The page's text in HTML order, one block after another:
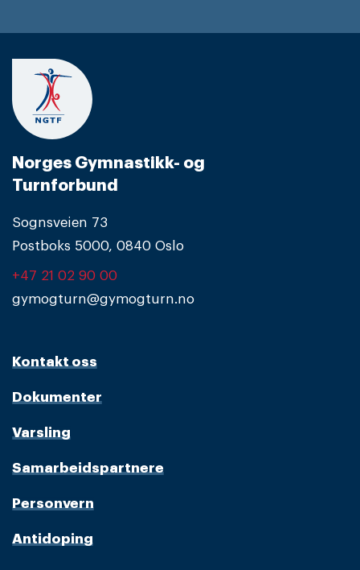
Norges Gymnastikk- og
Turnforbund
Sognsveien 73
Postboks 5000, 0840 Oslo
+47 21 02 90 00
gymogturn@gymogturn.no
Kontakt oss
Dokumenter
Varsling
Samarbeidspartnere
Personvern
Antidoping